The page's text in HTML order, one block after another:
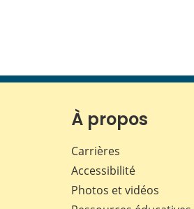
À propos
Carrières
Accessibilité
Photos et vidéos